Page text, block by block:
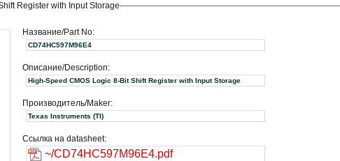
Register with Input Storage
Название/Part No:
CD74HC597M96E4
Описание/Description:
High-Speed CMOS Logic 8-Bit Shift Register with Input Storage
Производитель/Maker:
Texas Instruments (TI)
Ссылка на datasheet:
~/CD74HC597M96E4.pdf